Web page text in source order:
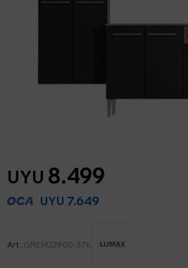
UYU 8.499
UYU 7.649
GREM22900-37K